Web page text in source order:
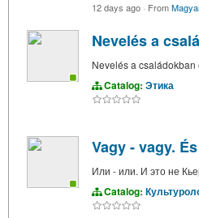
12 days ago · From
Nevelés a
Nevelés a
Catalog: Этика
Vagy - vagy.
Или - или. И это не
Catalog: